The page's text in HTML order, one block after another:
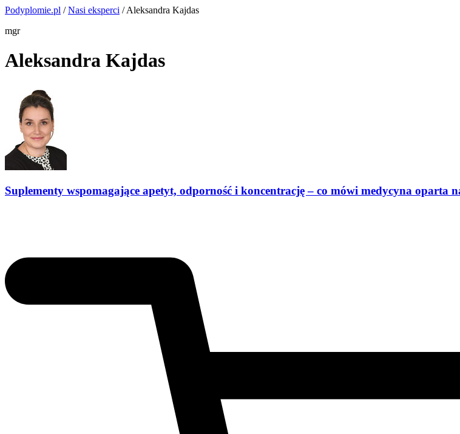
Podyplomie.pl /Nasi eksperci / Aleksandra Kajdas
mgr
Aleksandra Kajdas
Suplementy wspomagające apetyt, odporność i koncentrację – co mówi medycyna oparta